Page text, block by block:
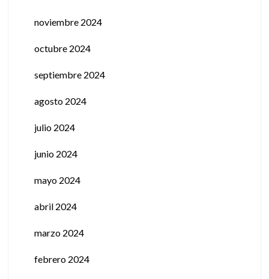
noviembre 2024
octubre 2024
septiembre 2024
agosto 2024
julio 2024
junio 2024
mayo 2024
abril 2024
marzo 2024
febrero 2024